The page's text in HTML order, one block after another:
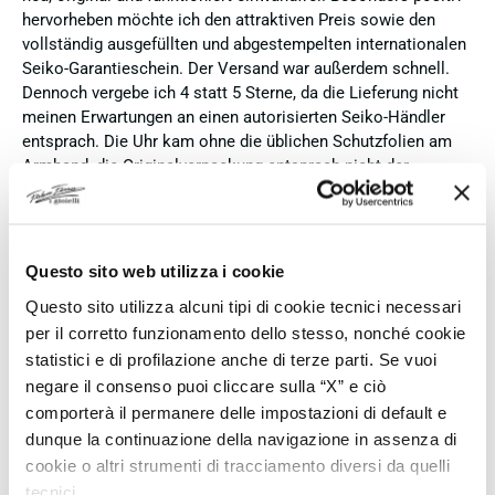
Questo sito web utilizza i cookie
Questo sito utilizza alcuni tipi di cookie tecnici necessari
per il corretto funzionamento dello stesso, nonché cookie
statistici e di profilazione anche di terze parti. Se vuoi
negare il consenso puoi cliccare sulla “X” e ciò
comporterà il permanere delle impostazioni di default e
dunque la continuazione della navigazione in assenza di
cookie o altri strumenti di tracciamento diversi da quelli
tecnici.
hervorheben möchte ich den attraktiven Preis sowie den
vollständig ausgefüllten und abgestempelten internationalen
Seiko-Garantieschein. Der Versand war außerdem schnell.
Dennoch vergebe ich 4 statt 5 Sterne, da die Lieferung nicht
meinen Erwartungen an einen autorisierten Seiko-Händler
entsprach. Die Uhr kam ohne die üblichen Schutzfolien am
Armband, die Originalverpackung entsprach nicht der
Verpackung, die ich von diesem Modell aus offiziellen
Präsentationen und Videos kenne (andere Box und anderes
Modellinformationen fehlten. Die Uhr selbst ist in neuem
Zustand und weist keine Gebrauchsspuren auf. Dennoch
hätte ich bei einer hochwertigen Uhr dieser Preisklasse
erwartet, dass sie mit der vollständigen Originalpräsentation
geliefert wird. Insgesamt empfehle ich den Händler aufgrund
des guten Preises und der seriösen Abwicklung, hoffe
jedoch, dass bei zukünftigen Bestellungen mehr Wert auf
eine vollständige und originale Präsentation gelegt wird.
Acquirente verificato